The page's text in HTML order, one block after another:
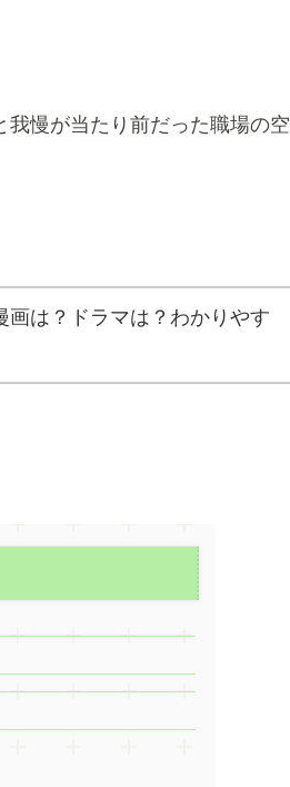
慢が当たり前だった職場の空
は？ドラマは？わかりやす